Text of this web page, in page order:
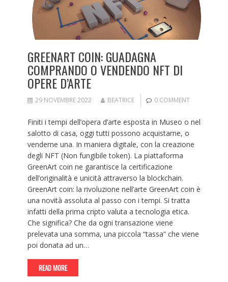
GREENART COIN: GUADAGNA
COMPRANDO O VENDENDO NFT DI
OPERE D’ARTE
29 NOVEMBRE 2022 BEATRICE 0 COMMENT
Finiti i tempi dell’opera d’arte esposta in Museo o nel
salotto di casa, oggi tutti possono acquistarne, o
venderne una. In maniera digitale, con la creazione
degli NFT (Non fungibile token). La piattaforma
GreenArt coin ne garantisce la certificazione
dell’originalità e unicità attraverso la blockchain.
GreenArt coin: la rivoluzione nell’arte GreenArt coin è
una novità assoluta al passo con i tempi. Si tratta
infatti della prima cripto valuta a tecnologia etica.
Che significa? Che da ogni transazione viene
prelevata una somma, una piccola “tassa” che viene
poi donata ad un…
READ MORE